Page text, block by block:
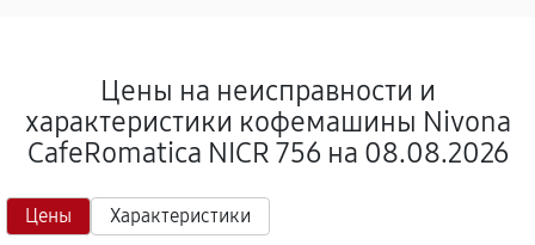
Цены на неисправности и
характеристики кофемашины Nivona
CafeRomatica NICR 756 на 08.08.2026
Цены Характеристики